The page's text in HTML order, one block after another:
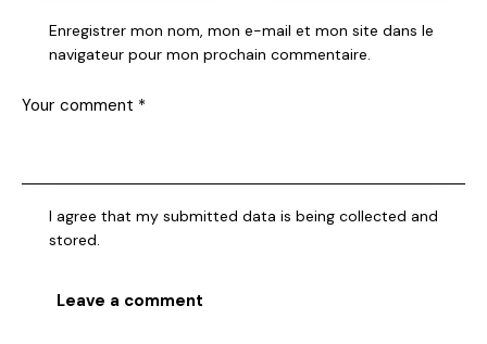
Enregistrer mon nom, mon e-mail et mon site dans le
navigateur pour mon prochain commentaire.
I agree that my submitted data is being collected and
stored.